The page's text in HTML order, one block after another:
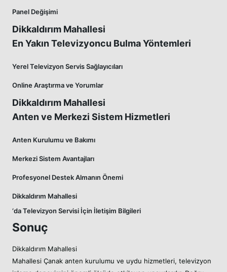
Panel Değişimi
Dikkaldırım Mahallesi
En Yakın Televizyoncu Bulma Yöntemleri
Yerel Televizyon Servis Sağlayıcıları
Online Araştırma ve Yorumlar
Dikkaldırım Mahallesi
Anten ve Merkezi Sistem Hizmetleri
Anten Kurulumu ve Bakımı
Merkezi Sistem Avantajları
Profesyonel Destek Almanın Önemi
Dikkaldırım Mahallesi
‘da Televizyon Servisi İçin İletişim Bilgileri
Sonuç
Dikkaldırım Mahallesi
Mahallesi Çanak anten kurulumu ve uydu hizmetleri, televizyon